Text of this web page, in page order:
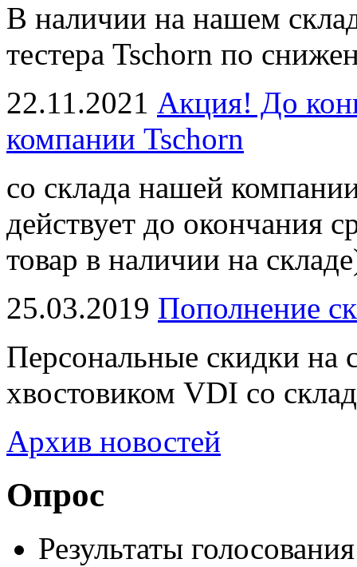
В наличии на нашем
тестера Tschorn по
22.11.2021 Акция! До
компании Tschorn
со склада нашей
действует до окончания
товар в наличии на
25.03.2019 Пополнение
Персональные скидки на
хвостовиком VDI со
Архив новостей
Опрос
Результаты